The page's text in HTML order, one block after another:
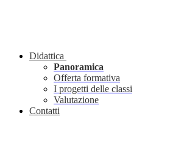
Didattica
Panoramica
Offerta formativa
I progetti delle classi
Valutazione
Contatti